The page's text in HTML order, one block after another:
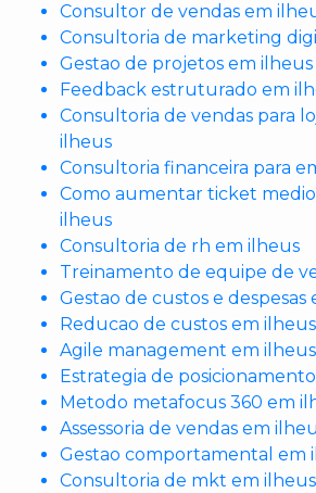
Consultor de vendas em
Consultoria de marketing
Gestao de projetos em ilheus
Feedback estruturado em
Consultoria de vendas para
ilheus
Consultoria financeira para
Como aumentar ticket
ilheus
Consultoria de rh em ilheus
Treinamento de equipe de
Gestao de custos e despesas
Reducao de custos em ilheus
Agile management em ilheus
Estrategia de
Metodo metafocus 360 em
Assessoria de vendas em
Gestao comportamental em
Consultoria de mkt em ilheus